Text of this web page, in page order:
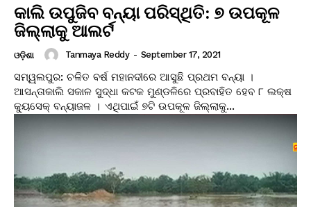
କାଲି ଉପୁଜିବ ବନ୍ୟା ପରିସ୍ଥିତି: ୭ ଉପକୂଳ
ଜିଲ୍ଲାକୁ ଆଲର୍ଟ
ଓଡ଼ିଶା Tanmaya Reddy - September 17, 2021
ସମ୍ୱଲପୁର: ଚଳିତ ବର୍ଷ ମହାନଦୀରେ ଆସୁଛି ପ୍ରଥମ ବନ୍ୟା ।
ଆସନ୍ତାକାଲି ସକାଳ ସୁଦ୍ଧା କଟକ ମୁଣ୍ଡଳିରେ ପ୍ରବାହିତ ହେବ ୮ ଲକ୍ଷ
କ୍ୟୁସେକ୍‌ ବନ୍ୟାଜଳ । ଏଥିପାଇଁ ୭ଟି ଉପକୂଳ ଜିଲ୍ଲାକୁ...